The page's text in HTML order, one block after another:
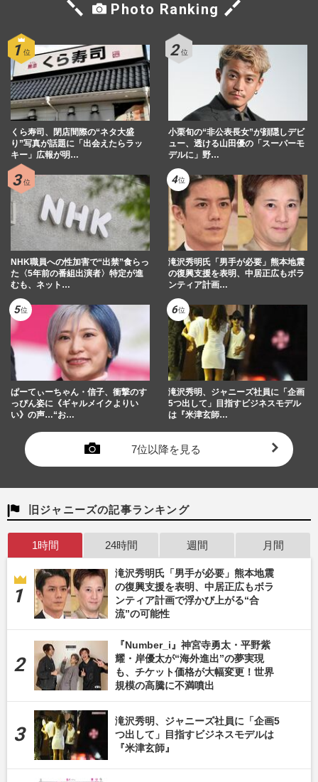
Photo Ranking
くら寿司、閉店間際の“ネタ大盛
り”写真が話題に「出会えたらラッ
キー」広報が明…
小栗旬の“非公表長女”が顔隠しデビ
ュー、透ける山田優の「スーパーモ
デルに」野…
NHK職員への性加害で“出禁”食らっ
た〈5年前の番組出演者〉特定が進
むも、ネット…
滝沢秀明氏「男手が必要」熊本地震
の復興支援を表明、中居正広もボラ
ンティア計画…
ぱーてぃーちゃん・信子、衝撃のす
っぴん姿に《ギャルメイクよりい
い》の声…“お…
滝沢秀明、ジャニーズ社員に「企画
5つ出して」目指すビジネスモデル
は『米津玄師…
7位以降を見る
旧ジャニーズの記事ランキング
1時間 24時間 週間 月間
滝沢秀明氏「男手が必要」熊本地震
の復興支援を表明、中居正広もボラ
ンティア計画で浮かび上がる“合
流”の可能性
『Number_i』神宮寺勇太・平野紫
耀・岸優太が“海外進出”の夢実現
も、チケット価格が大幅変更！世界
規模の高騰に不満噴出
滝沢秀明、ジャニーズ社員に「企画5
つ出して」目指すビジネスモデルは
『米津玄師』